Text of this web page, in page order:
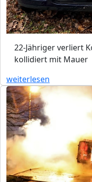
22-Jähriger verliert
kollidiert mit Mauer
weiterlesen